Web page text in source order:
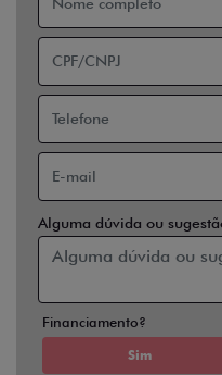
Alguma dúvida ou
Financiamento?
Sim